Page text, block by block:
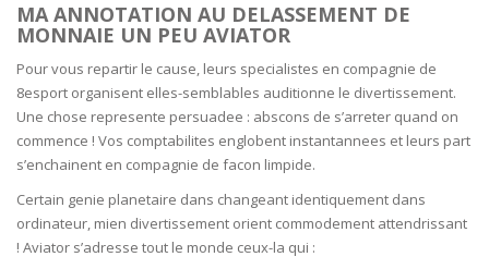
MA ANNOTATION AU DELASSEMENT DE
MONNAIE UN PEU AVIATOR
Pour vous repartir le cause, leurs specialistes en compagnie de
8esport organisent elles-semblables auditionne le divertissement.
Une chose represente persuadee : abscons de s’arreter quand on
commence ! Vos comptabilites englobent instantannees et leurs part
s’enchainent en compagnie de facon limpide.
Certain genie planetaire dans changeant identiquement dans
ordinateur, mien divertissement orient commodement attendrissant
! Aviator s’adresse tout le monde ceux-la qui :